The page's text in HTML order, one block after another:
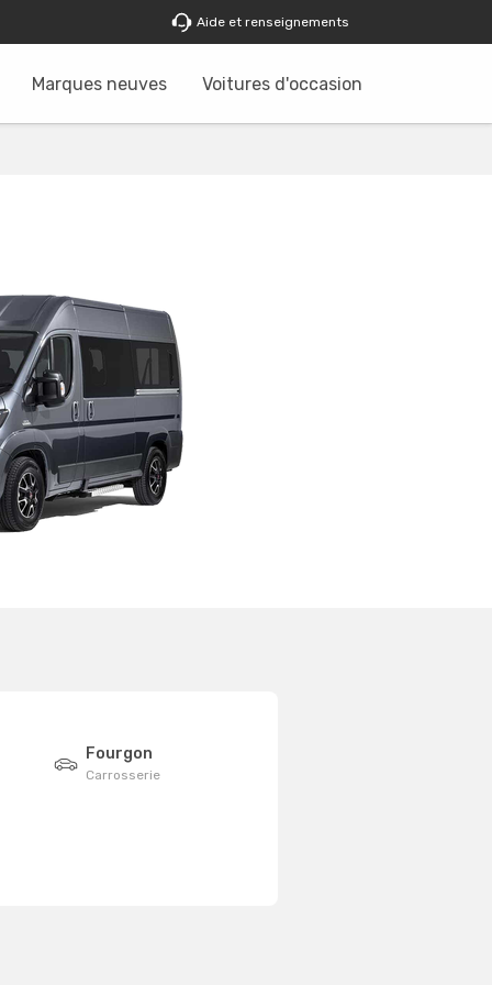
Aide et renseignements
Marques neuves Voitures d'occasion
Fourgon
Carrosserie